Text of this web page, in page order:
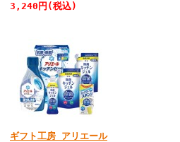
3,240円 (税込)
ギフト工房 アリエール